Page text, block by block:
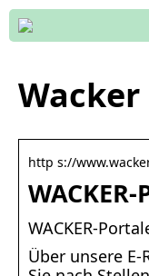
http s://
WACKER-
Über unsere